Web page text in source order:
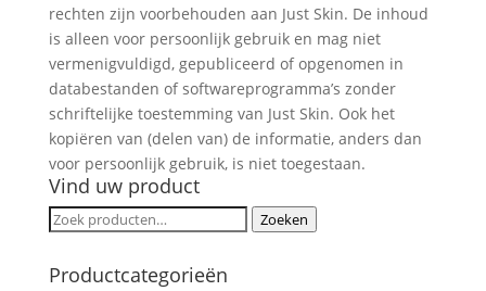
rechten zijn voorbehouden aan Just Skin. De inhoud
is alleen voor persoonlijk gebruik en mag niet
vermenigvuldigd, gepubliceerd of opgenomen in
databestanden of softwareprogramma’s zonder
schriftelijke toestemming van Just Skin. Ook het
kopiëren van (delen van) de informatie, anders dan
voor persoonlijk gebruik, is niet toegestaan.
Vind uw product
Zoeken
Zoeken
Productcategorieën